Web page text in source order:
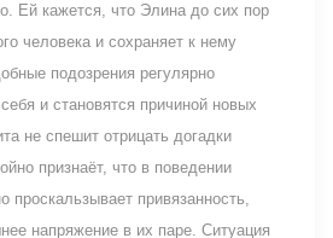
Ей кажется, что Элина до сих пор
человека и сохраняет к нему
подозрения регулярно
и становятся причиной новых
не спешит отрицать догадки
признаёт, что в поведении
проскальзывает привязанность,
напряжение в их паре. Ситуация